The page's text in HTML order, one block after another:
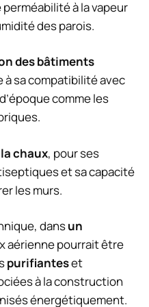
à la vapeur
des parois.
des bâtiments
à sa compatibilité avec
comme les
chaux, pour ses
et sa capacité
les murs.
dansun
aérienne pourrait être
purifianteset
à la construction
énergétiquement.